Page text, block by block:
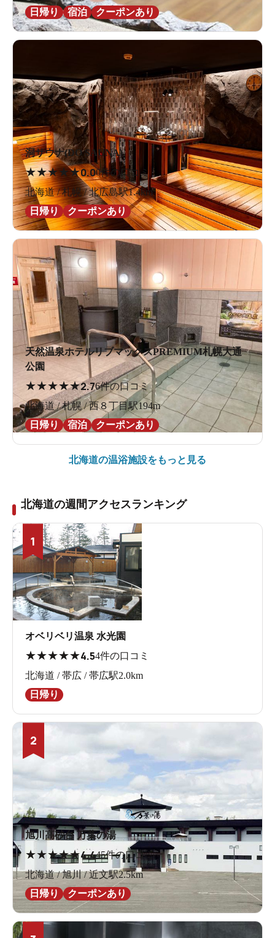
日帰り
宿泊 クーポンあり
洞サウナ(DO SAUNA)
★★★★★0.00件の口コミ
北海道 / 札幌 / 北広島駅1.4km
日帰り
クーポンあり
天然温泉ホテルリブマックスPREMIUM札幌大通
公園
★★★★★2.76件の口コミ
北海道 / 札幌 / 西８丁目駅194m
日帰り
宿泊 クーポンあり
北海道の温浴施設をもっと見る
北海道の週間アクセスランキング
1
オベリベリ温泉 水光園
★★★★★4.54件の口コミ
北海道 / 帯広 / 帯広駅2.0km
日帰り
2
旭川高砂台 万葉の湯
★★★★★4.445件の口コミ
北海道 / 旭川 / 近文駅2.5km
日帰り
クーポンあり